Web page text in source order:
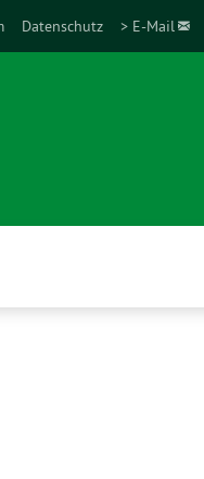
Datenschutz > E-Mail